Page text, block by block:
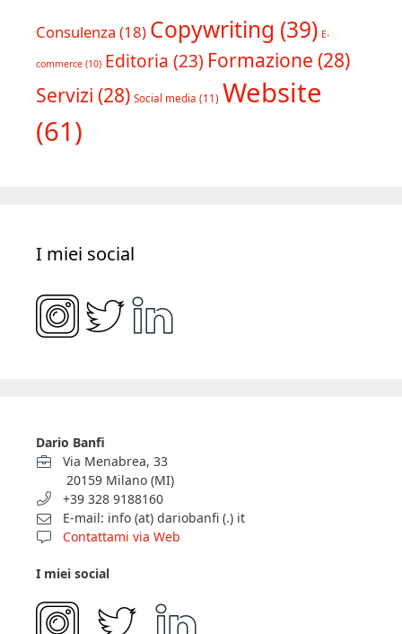
Consulenza (18) Copywriting (39) E-
commerce (10) Editoria (23) Formazione (28)
Servizi (28) Social media (11) Website
(61)
I miei social
Dario Banfi
Via Menabrea, 33
20159 Milano (MI)
+39 328 9188160
E-mail: info (at) dariobanfi (.) it
Contattami via Web
I miei social